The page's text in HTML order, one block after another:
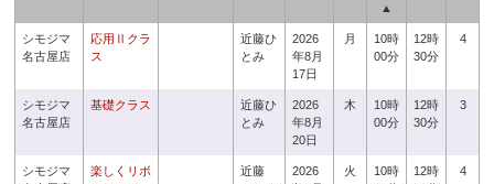
▲
シモジマ
名古屋店
応用Ⅱクラ
ス
近藤ひ
とみ
2026
年8月
17日
月
10時
00分
12時
30分
4
シモジマ
名古屋店
基礎クラス
近藤ひ
とみ
2026
年8月
20日
木
10時
00分
12時
30分
3
シモジマ
楽しくリボ
近藤
2026
火
10時
12時
4